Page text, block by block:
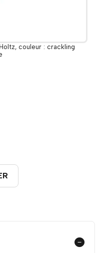
couleur : crackling